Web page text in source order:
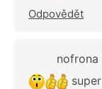
Odpovědět
nofrona
super